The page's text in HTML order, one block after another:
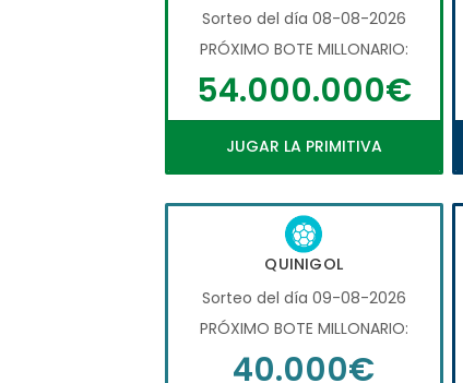
Sorteo del día 08-08-2026
PRÓXIMO BOTE MILLONARIO:
54.000.000€
JUGAR LA PRIMITIVA
QUINIGOL
Sorteo del día 09-08-2026
PRÓXIMO BOTE MILLONARIO:
40.000€